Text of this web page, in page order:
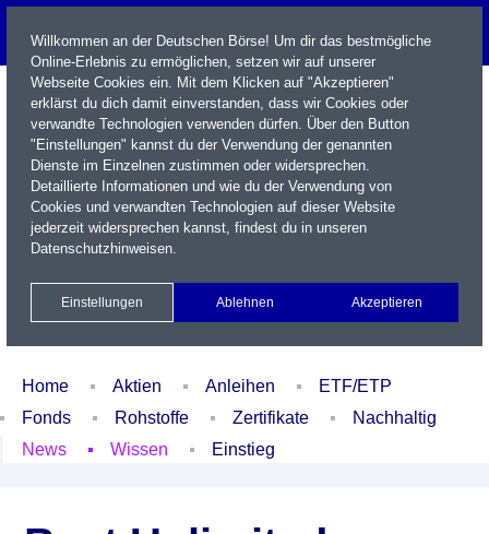
Name / WKN / ISIN / Kürzel
Xetra Realtime
Watchlist Portfolio Login
Home Aktien Anleihen
ETF/ETP
Fonds
Rohstoffe Zertifikate
Nachhaltig
News
Wissen Einstieg
Willkommen an der Deutschen Börse! Um dir das bestmögliche
Online-Erlebnis zu ermöglichen, setzen wir auf unserer
Webseite Cookies ein. Mit dem Klicken auf "Akzeptieren"
erklärst du dich damit einverstanden, dass wir Cookies oder
verwandte Technologien verwenden dürfen. Über den Button
"Einstellungen" kannst du der Verwendung der genannten
Dienste im Einzelnen zustimmen oder widersprechen.
Detaillierte Informationen und wie du der Verwendung von
Cookies und verwandten Technologien auf dieser Website
jederzeit widersprechen kannst, findest du in unseren
Datenschutzhinweisen.
Einstellungen Ablehnen Akzeptieren